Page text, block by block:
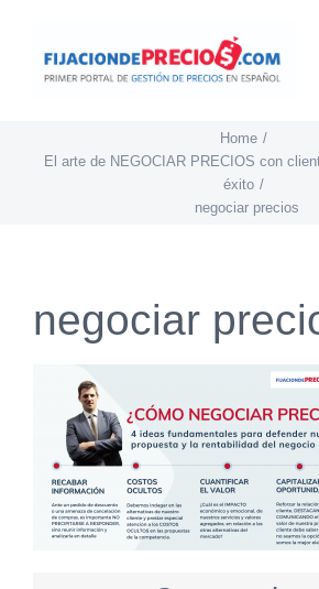
content
Home
El arte de NEGOCIAR PRECIOS con
éxito
negociar precios
negociar